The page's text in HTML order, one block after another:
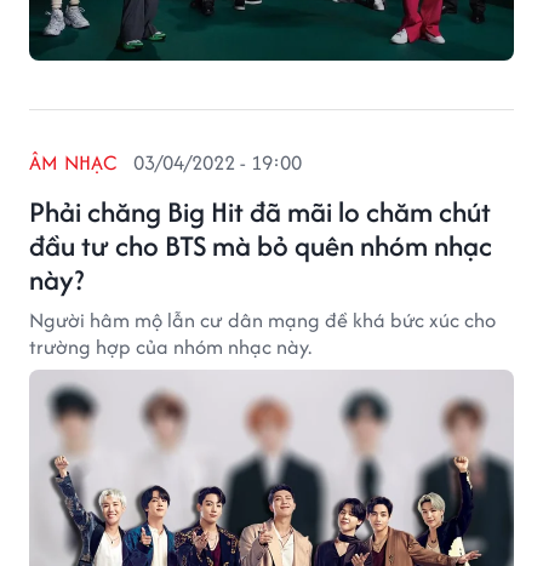
Phải chăng Big Hit đã mãi lo chăm chút
đầu tư cho BTS mà bỏ quên nhóm nhạc
này?
ÂM NHẠC 03/04/2022 - 19:00
Người hâm mộ lẫn cư dân mạng đề khá bức xúc cho
trường hợp của nhóm nhạc này.